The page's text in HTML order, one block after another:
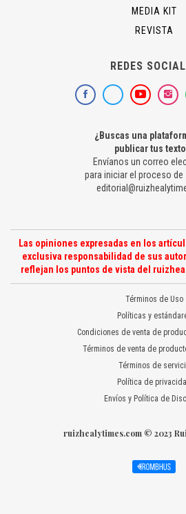
MEDIA KIT
REVISTA
REDES
¿Buscas una
publicar tus
Envíanos un correo
para iniciar el proceso
Las opiniones expresadas en los
exclusiva responsabilidad de sus
reflejan los puntos de vista del
Términos de Uso
Políticas y
Condiciones de venta de
Términos de venta de
Términos de
Política de
Envíos y Política de
ruizhealytimes.com © 2023